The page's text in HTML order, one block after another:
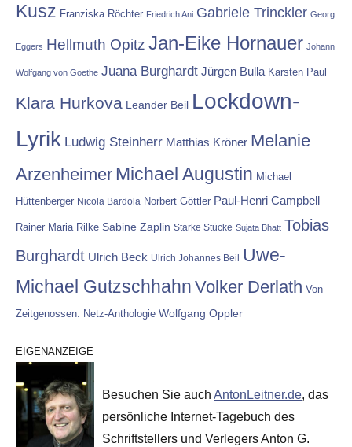
Kusz Franziska Röchter Friedrich Ani Gabriele Trinckler Georg
Eggers Hellmuth Opitz Jan-Eike Hornauer Johann
Wolfgang von Goethe Juana Burghardt Jürgen Bulla Karsten Paul
Klara Hurkova Leander Beil Lockdown-
Lyrik Ludwig Steinherr Matthias Kröner Melanie
Arzenheimer Michael Augustin Michael
Hüttenberger Nicola Bardola Norbert Göttler Paul-Henri Campbell
Rainer Maria Rilke Sabine Zaplin Starke Stücke Sujata Bhatt Tobias
Burghardt Ulrich Beck Ulrich Johannes Beil
Uwe-
Michael Gutzschhahn Volker Derlath Von
Zeitgenossen: Netz-Anthologie Wolfgang Oppler
EIGENANZEIGE
Besuchen Sie auch AntonLeitner.de, das
persönliche Internet-Tagebuch des
Schriftstellers und Verlegers Anton G.